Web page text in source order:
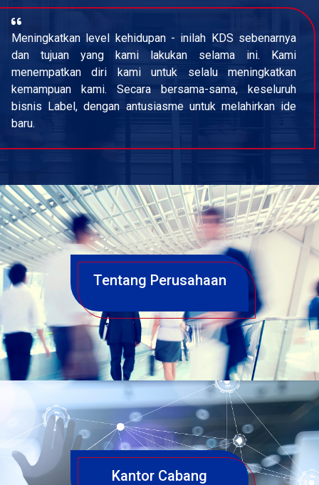
Meningkatkan level kehidupan - inilah KDS sebenarnya
dan tujuan yang kami lakukan selama ini. Kami
menempatkan diri kami untuk selalu meningkatkan
kemampuan kami. Secara bersama-sama, keseluruh
bisnis Label, dengan antusiasme untuk melahirkan ide
baru.
Tentang Perusahaan
Kantor Cabang